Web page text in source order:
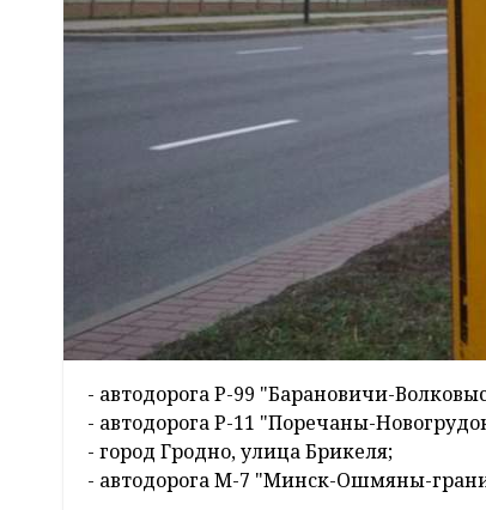
- автодорога Р-99 "Барановичи-
- автодорога Р-11 "Поречаны-
- город Гродно, улица Брикеля;
- автодорога М-7 "Минск-Ошмяны-